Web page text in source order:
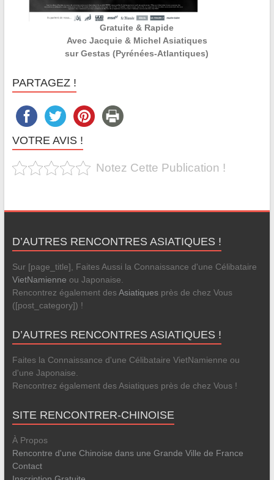
Gratuite & Rapide
Avec Jacquie & Michel Asiatiques
sur Gestas (Pyrénées-Atlantiques)
PARTAGEZ !
VOTRE AVIS !
Notez Cette Publication !
D’AUTRES RENCONTRES ASIATIQUES !
Sur [page_title], Faites Aussi la Connaissance d'une Célibataire
VietNamienne ou Japonaise.
Rencontrez également desAsiatiquesprès de chez Vous
([post_category]) !
D’AUTRES RENCONTRES ASIATIQUES !
Faites la Connaissance d'une Célibataire VietNamienne ou
d'une Japonaise.
Rencontrez également des Asiatiques près de chez Vous !
SITE RENCONTRER-CHINOISE
À Propos
Rencontre d'une Chinoise dans une Grande Ville de France
Contact